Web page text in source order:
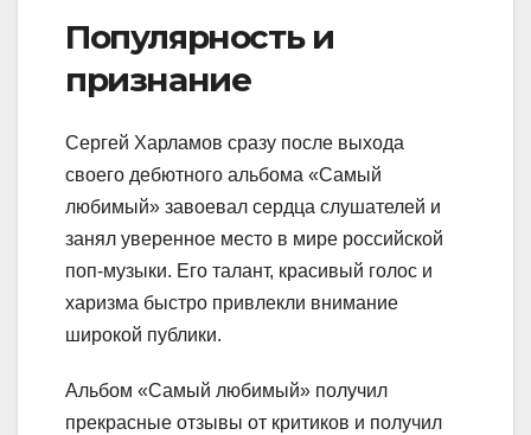
Популярность и
признание
Сергей Харламов сразу после выхода
своего дебютного альбома «Самый
любимый» завоевал сердца слушателей и
занял уверенное место в мире российской
поп-музыки. Его талант, красивый голос и
харизма быстро привлекли внимание
широкой публики.
Альбом «Самый любимый» получил
прекрасные отзывы от критиков и получил